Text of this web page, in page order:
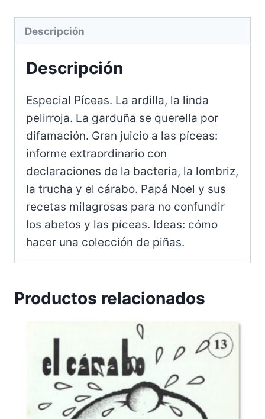
Pinos
cantidad
Descripción
Descripción
Especial Píceas. La ardilla, la linda
pelirroja. La garduña se querella por
difamación. Gran juicio a las píceas:
informe extraordinario con
declaraciones de la bacteria, la lombriz,
la trucha y el cárabo. Papá Noel y sus
recetas milagrosas para no confundir
los abetos y las píceas. Ideas: cómo
hacer una colección de piñas.
Productos relacionados